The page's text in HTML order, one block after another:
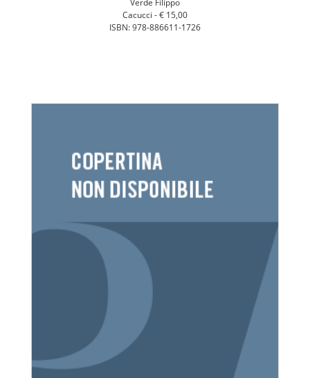
Verde Filippo
Cacucci -€ 15,00
ISBN: 978-886611-1726